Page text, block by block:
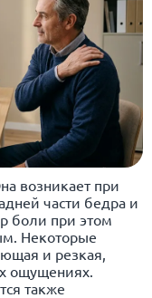
возникает при
части бедра и
боли при этом
Некоторые
и резкая,
ощущениях.
также